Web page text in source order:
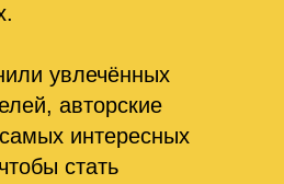
увлечённых
авторские
интересных
стать